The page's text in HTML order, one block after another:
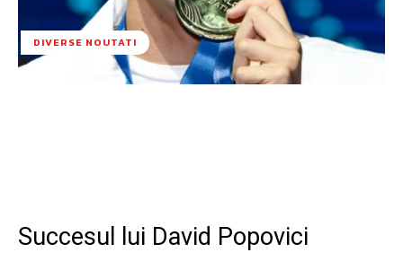
DIVERSE NOUTATI
Succesul lui David Popovici